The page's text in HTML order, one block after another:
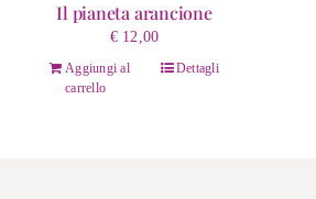
Il pianeta arancione
€12,00
Aggiungi al
carrello
Dettagli